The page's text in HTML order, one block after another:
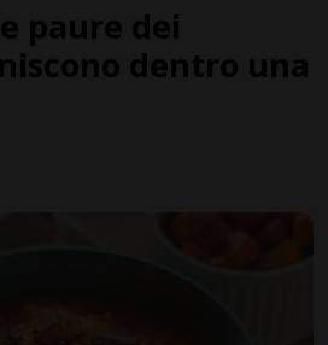
paure dei
dentro una